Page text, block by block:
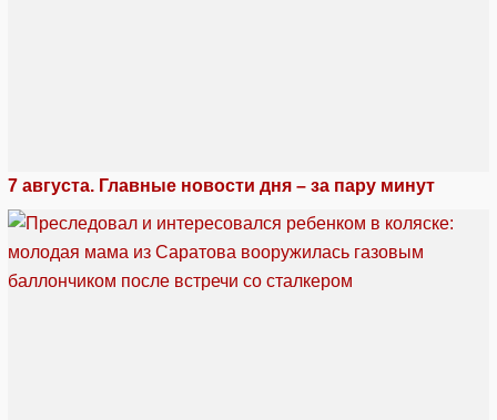
7 августа. Главные новости дня – за пару минут